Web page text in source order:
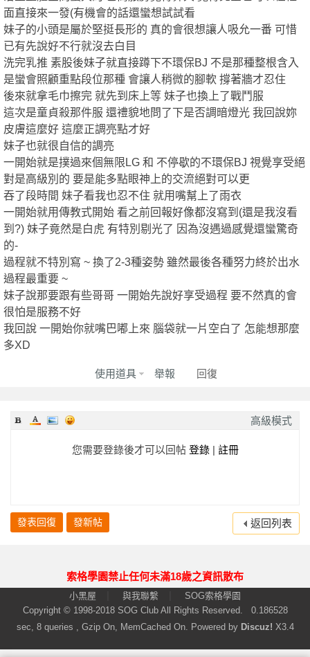
獨
家
優
2024-03-22
★★★★★ ★★★★★
回報日期
技術度 外貌度
滿意度
2024-03-19
★★★★★ ★★★★★
★★★★★
2024-03-02
★★★★★ ★★★★★
★★★★★
2024-03-02
★★★★★ ★★★★★
★★★★★
2024-02-27
★★★★★
2024-02-20
★★★★★
2024-02-08
★★★★★ ★★★★★
★★★★★
2024-01-26
★★★★★ ★★★★★
★★★★★
2024-01-23
★★★★★ ★★★★★
★★★★★
2024-01-06
★★★★★ ★★★★★
★★★★★
回報日期
技術度 外貌度
滿意度
2023-12-26
2023-12-08
★★★★★ ★★★★★
★★★★★
★★★★★ ★★★★★
2023-11-14
★★★★★
★★★★★ ★★★★★
★★★★★
2023-10-06
★★★★★
★★★★★
2023-09-02
★★★★★ ★★★★★
★★★★★
2023-08-26
★★★★★ ★★★★★
★★★★★
2023-08-22
★★★★★ ★★★★★
★★★★★
2023-08-19
★★★★★ ★★★★★ ★★★★★
面直接來一發(有機會的話還蠻想試試看
妹子的小頭是屬於堅挺長形的 真的會很想讓人吸允一番 可惜
已有先說好不行就沒去白目
洗完乳推 素股後妹子就直接蹲下不環保BJ 不是那種整根含入
是蠻會照顧重點段位那種 會讓人稍微的腳軟 撐著牆才忍住
後來就拿毛巾擦完 就先到床上等 妹子也換上了戰鬥服
這次是童貞殺那件服 還禮貌地問了下是否調暗燈光 我回說妳
皮膚這麼好 這麼正調亮點才好
妹子也就很自信的調亮
一開始就是撲過來個無限LG 和 不停歇的不環保BJ 視覺享受絕
對是高級別的 要是能多點眼神上的交流絕對可以更
吞了段時間 妹子看我也忍不住 就用嘴幫上了雨衣
一開始就用傳教式開始 看之前回報好像都沒寫到(還是我沒看
到?) 妹子竟然是白虎 有特別剔光了 因為沒遇過感覺還蠻驚奇
的-
過程就不特別寫 ~ 換了2-3種姿勢 雖然最後各種努力終於出水
過程最重要 ~
妹子說那要跟有些哥哥 一開始先說好享受過程 要不然真的會
很怕是服務不好
我回說 一開始你就嘴巴嘟上來 腦袋就一片空白了 怎能想那麼
多XD
回復
使用道具 舉報
高級模式
您需要登錄後才可以回帖 登錄| 註冊
發表回復 發新帖 返回列表
索格學園禁止任何未滿18歲之資訊散布
小黑屋 與我聯繫
SOG索格學園
Copyright © 1998-2018 SOG ClubAll Rights Reserved. 0.186528
sec, 8 queries , Gzip On, MemCached On. Powered by Discuz! X3.4